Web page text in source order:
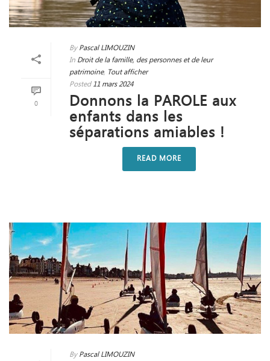
0
By Pascal LIMOUZIN
In Droit de la famille, des personnes et de leur
patrimoine, Tout afficher
Posted 11 mars 2024
Donnons la PAROLE aux
enfants dans les
séparations amiables !
READ MORE
By Pascal LIMOUZIN